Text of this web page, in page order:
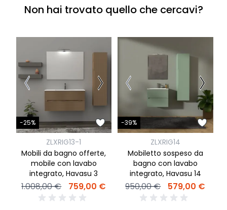
Non hai trovato quello che cercavi?
-25%
ZLXRIG13-1
Mobili da bagno offerte,
mobile con lavabo
integrato, Havasu 3
1.008,00 € 759,00 €
-39%
ZLXRIG14
Mobiletto sospeso da
bagno con lavabo
integrato, Havasu 14
950,00 € 579,00 €